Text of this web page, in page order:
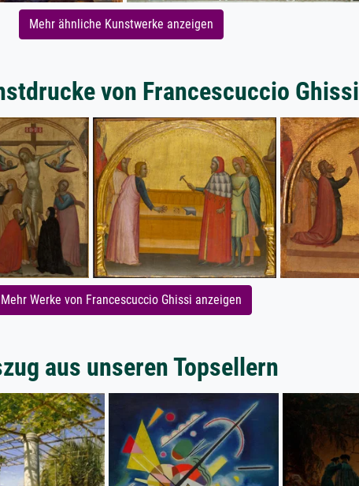
Mehr ähnliche Kunstwerke anzeigen
von Francescuccio Ghissi
Mehr Werke von Francescuccio Ghissi anzeigen
aus unseren Topsellern